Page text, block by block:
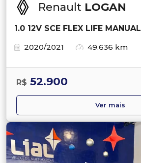
Renault LOGAN
1.0 12V SCE FLEX LIFE MANUAL
2020/2021
49.636 km
R$ 52.900
Ver mais